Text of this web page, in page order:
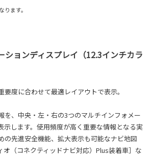
ます。
ションディスプレイ（12.3インチカラ
度に合わせて最適レイアウトで表示。
を、中央・左・右の3つのマルチインフォメー
示します。使用頻度が高く重要な情報となる実
の先進安全機能、拡大表示も可能なナビ地図
オ（コネクティッドナビ対応）Plus装着車］な